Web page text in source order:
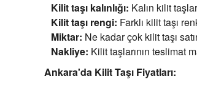
Kilit taşı kalınlığı: Kalın kilit
Kilit taşı rengi: Farklı kilit taşı
Miktar: Ne kadar çok kilit taşı
Nakliye: Kilit taşlarının teslimat
Ankara'da Kilit Taşı Fiyatları: